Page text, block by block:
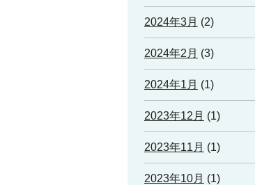
2024年3月 (2)
2024年2月 (3)
2024年1月 (1)
2023年12月 (1)
2023年11月 (1)
2023年10月 (1)